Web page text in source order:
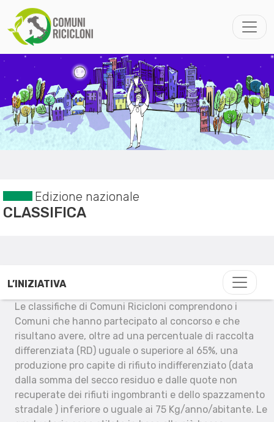
Edizione nazionale
CLASSIFICA
L’INIZIATIVA
Le classifiche di Comuni Ricicloni comprendono i
Comuni che hanno partecipato al concorso e che
risultano avere, oltre ad una percentuale di raccolta
differenziata (RD) uguale o superiore al 65%, una
produzione pro capite di rifiuto indifferenziato (data
dalla somma del secco residuo e dalle quote non
recuperate dei rifiuti ingombranti e dello spazzamento
stradale ) inferiore o uguale ai 75 Kg/anno/abitante. Le